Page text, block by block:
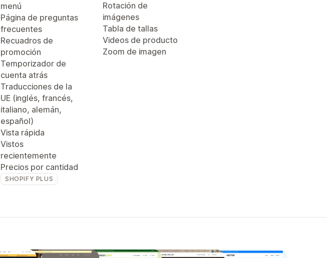
menú
Página de preguntas
frecuentes
Recuadros de
promoción
Temporizador de
cuenta atrás
Traducciones de la
UE (inglés, francés,
italiano, alemán,
español)
Vista rápida
Vistos
recientemente
Precios por cantidad
SHOPIFY PLUS
Rotación de
imágenes
Tabla de tallas
Videos de producto
Zoom de imagen